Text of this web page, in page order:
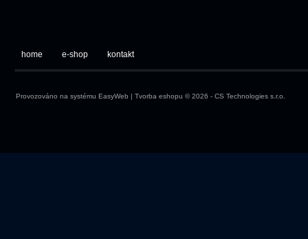
home e-shop kontakt
Provozováno na systému EasyWeb | Tvorba eshopu © 2026 - CS Technologies s.r.o.